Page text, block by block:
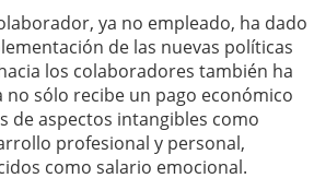
ya no empleado, ha dado
de las nuevas políticas
los colaboradores también ha
sólo recibe un pago económico
de aspectos intangibles como
profesional y personal,
como salario emocional.